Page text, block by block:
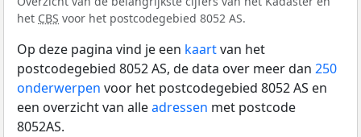
het CBS voor het postcodegebied 8052 AS.
Op deze pagina vind je een kaartvan het
postcodegebied 8052 AS, de data over meer dan 250
onderwerpen voor het postcodegebied 8052 AS en
een overzicht van alleadressen met postcode
8052AS.